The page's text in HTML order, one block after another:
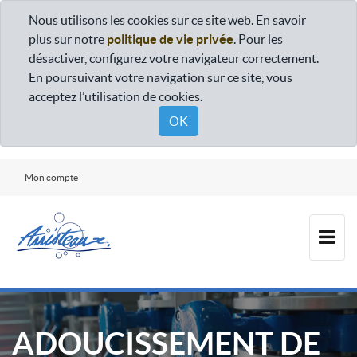
Nous utilisons les cookies sur ce site web. En savoir
plus sur notre politique de vie privée. Pour les
désactiver, configurez votre navigateur correctement.
En poursuivant votre navigation sur ce site, vous
acceptez l’utilisation de cookies.
OK
Mon compte
ADOUCISSEMENT DE